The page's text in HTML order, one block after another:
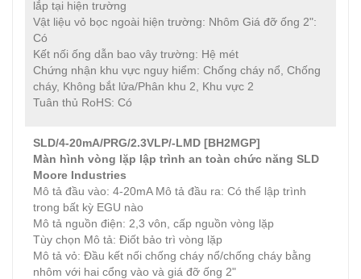
lắp tại hiện trường
Vật liệu vỏ bọc ngoài hiện trường: Nhôm Giá đỡ ống 2":
Có
Kết nối ống dẫn bao vây trường: Hệ mét
Chứng nhận khu vực nguy hiểm: Chống cháy nổ, Chống
cháy, Không bắt lửa/Phân khu 2, Khu vực 2
Tuân thủ RoHS: Có
SLD/4-20mA/PRG/2.3VLP/-LMD [BH2MGP]
Màn hình vòng lặp lập trình an toàn chức năng SLD
Moore Industries
Mô tả đầu vào: 4-20mA Mô tả đầu ra: Có thể lập trình
trong bất kỳ EGU nào
Mô tả nguồn điện: 2,3 vôn, cấp nguồn vòng lặp
Tùy chọn Mô tả: Điốt bảo trì vòng lặp
Mô tả vỏ: Đầu kết nối chống cháy nổ/chống cháy bằng
nhôm với hai cổng vào và giá đỡ ống 2"